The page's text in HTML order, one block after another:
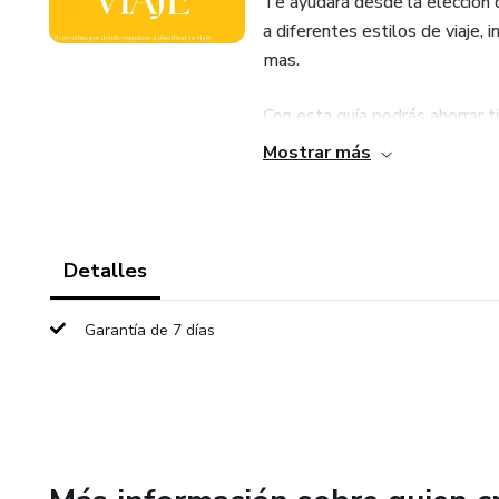
a diferentes estilos de viaje,
mas.
Con esta guía podrás ahorrar
permitiendote disfrutar mas
Mostrar más
Detalles
Garantía de 7 días